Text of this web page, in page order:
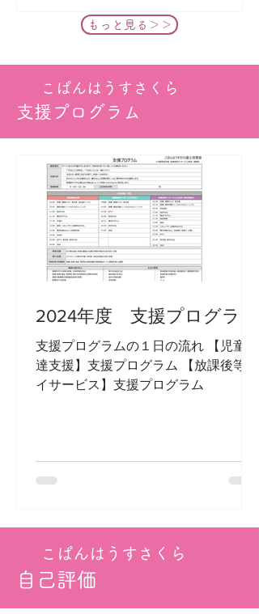
もっと見る＞＞
こぱんはうすさくら
支援プログラム
2024年度 支援プログラム
支援プログラムの１日の流れ 【児童発
達支援】支援プログラム 【放課後等デ
イサービス】支援プログラム
こぱんはうすさくら
自己評価